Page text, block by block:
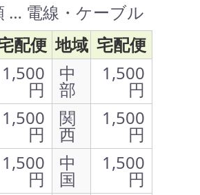
… 電線・ケーブル
配便 地域 宅配便
1,500
円
中
部
1,500
円
1,500
円
関
西
1,500
円
1,500
円
中
国
1,500
円